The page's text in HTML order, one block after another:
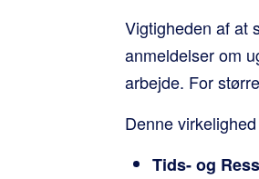
Vigtigheden af at
anmeldelser om
arbejde. For
Denne
Tids- og